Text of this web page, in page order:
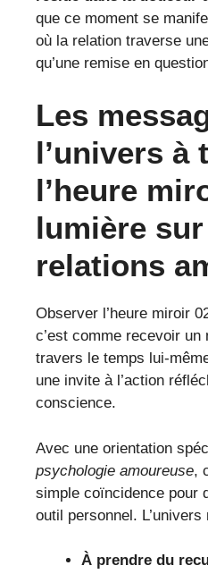
que ce moment se
où la relation traverse
qu’une remise en
Les
l’univers à
l’heure
lumière
relations
Observer l’heure miroir
c’est comme recevoir un
travers le temps lui-
une invite à l’action
conscience.
Avec une orientation
psychologie amoureuse,
simple coïncidence pour
outil personnel.
À prendre du